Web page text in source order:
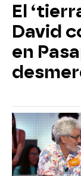
El
David
en